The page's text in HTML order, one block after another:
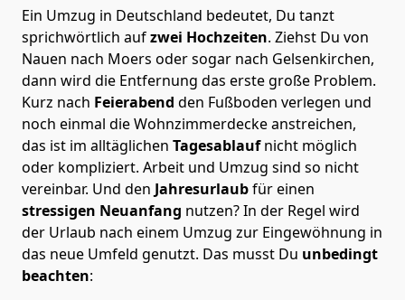
Ein Umzug in Deutschland bedeutet, Du tanzt
sprichwörtlich aufzwei Hochzeiten. Ziehst Du von
Nauen nach Moers oder sogar nach Gelsenkirchen,
dann wird die Entfernung das erste große Problem.
Kurz nach Feierabend den Fußboden verlegen und
noch einmal die Wohnzimmerdecke anstreichen,
das ist im alltäglichen Tagesablaufnicht möglich
oder kompliziert. Arbeit und Umzug sind so nicht
vereinbar. Und den Jahresurlaubfür einen
stressigen Neuanfang nutzen? In der Regel wird
der Urlaub nach einem Umzug zur Eingewöhnung in
das neue Umfeld genutzt. Das musst Du unbedingt
beachten: